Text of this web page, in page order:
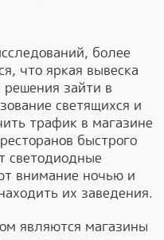
более
что яркая вывеска
зайти в
светящихся и
трафик в магазине
быстрого
светодиодные
внимание ночью и
их заведения.
являются магазины